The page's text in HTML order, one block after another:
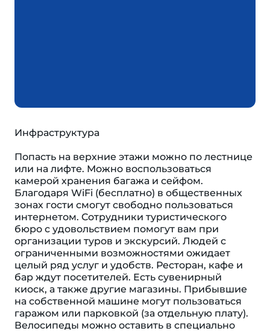
Инфраструктура
Попасть на верхние этажи можно по лестнице
или на лифте. Можно воспользоваться
камерой хранения багажа и сейфом.
Благодаря WiFi (бесплатно) в общественных
зонах гости смогут свободно пользоваться
интернетом. Сотрудники туристического
бюро с удовольствием помогут вам при
организации туров и экскурсий. Людей с
ограниченными возможностями ожидает
целый ряд услуг и удобств. Ресторан, кафе и
бар ждут посетителей. Есть сувенирный
киоск, а также другие магазины. Прибывшие
на собственной машине могут пользоваться
гаражом или парковкой (за отдельную плату).
Велосипеды можно оставить в специально